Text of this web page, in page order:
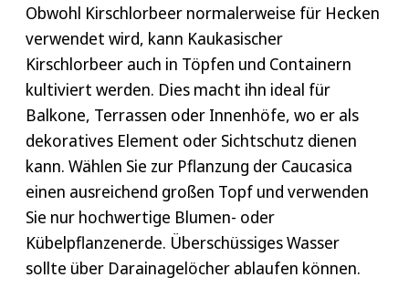
Anwurzeln zu fördern. Ansonsten sollten Sie
Staunässe vermeiden, denn der Prunus
laurocerasus Caucasica ist sehr empfindlich
in diesem Aspekt. Eine Mulchschicht um die
Basis der Lorbeerkirsche hilft, Feuchtigkeit
zu bewahren und Unkraut zu unterdrücken.
Nach der Pflanzung
Beachten Sie regelmäßige Bewässerung
und Pflege, insbesondere das Beschneiden,
um die gewünschte Form und Größe der
fördern.
Verjüngungsschnitt/Rückschnitt
Bei älteren Prunus Caucasica Pflanzen kann ein
Verjüngungsschnitt erforderlich sein, um
übermäßig groß oder ausgedünnt gewordenes
Wachstum zu korrigieren. Schneiden Sie dazu
etwa ein Drittel der älteren Äste am Boden ab.
Tote oder beschädigte Äste schneiden Sie nah
wie möglich am Hauptstamm ab, um Platz für
neues Wachstum zu schaffen. Bei einem
Obwohl Kirschlorbeer normalerweise für Hecken
verwendet wird, kann Kaukasischer
Kirschlorbeer auch in Töpfen und Containern
kultiviert werden. Dies macht ihn ideal für
Balkone, Terrassen oder Innenhöfe, wo er als
dekoratives Element oder Sichtschutz dienen
kann. Wählen Sie zur Pflanzung der Caucasica
einen ausreichend großen Topf und verwenden
Sie nur hochwertige Blumen- oder
Kübelpflanzenerde. Überschüssiges Wasser
sollte über Darainagelöcher ablaufen können.